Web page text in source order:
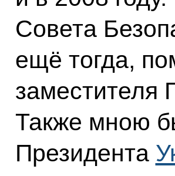
Совета
ещё тогда,
заместителя
Также мною
Президента